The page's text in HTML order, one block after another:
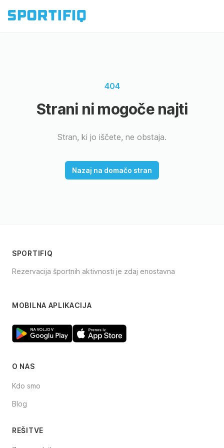
404
Strani ni mogoče najti
Stran, ki jo iščete, ne obstaja.
Nazaj na domačo stran
SPORTIFIQ
Rezervacija športnih aktivnosti je zdaj enostavna
MOBILNA APLIKACIJA
O NAS
Kdo smo
Blog
REŠITVE